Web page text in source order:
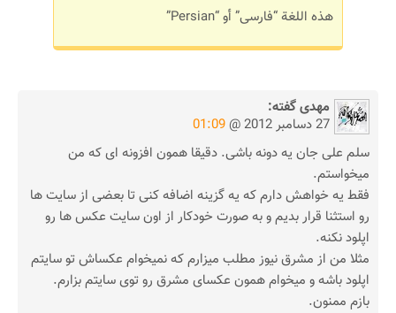
هذه اللغة “فارسی” أو “Persian”
مهدیگفته:
27 دسامبر 2012 @
01:09
سلم علی جان یه دونه باشی. دقیقا همون افزونه ای که من
میخواستم.
فقط یه خواهش دارم که یه گزینه اضافه کنی تا بعضی از سایت ها
رو استثنا قرار بدیم و به صورت خودکار از اون سایت عکس ها رو
اپلود نکنه.
مثلا من از مشرق نیوز مطلب میزارم که نمیخوام عکساش تو سایتم
اپلود باشه و میخوام همون عکسای مشرق رو توی سایتم بزارم.
بازم ممنون.